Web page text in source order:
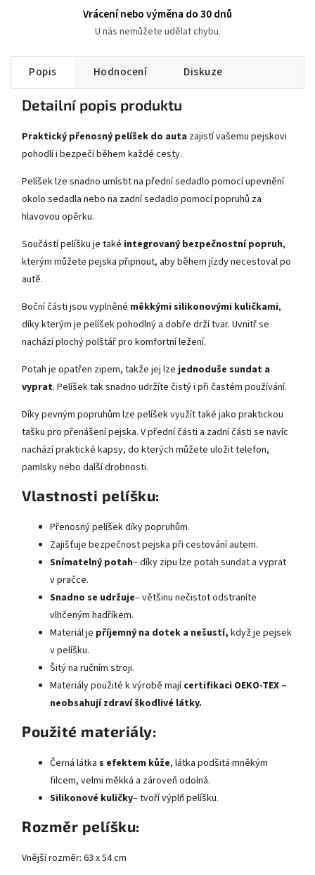
Vrácení nebo výměna do 30 dnů
U nás nemůžete udělat chybu.
Popis Hodnocení Diskuze
Detailní popis produktu
Praktický přenosný pelíšek do auta zajistí vašemu pejskovi
pohodlí i bezpečí během každé cesty.
Pelíšek lze snadno umístit na přední sedadlo pomocí upevnění
okolo sedadla nebo na zadní sedadlo pomocí popruhů za
hlavovou opěrku.
Součástí pelíšku je také integrovaný bezpečnostní popruh,
kterým můžete pejska připnout, aby během jízdy necestoval po
autě.
Boční části jsou vyplněné měkkými silikonovými kuličkami,
díky kterým je pelíšek pohodlný a dobře drží tvar. Uvnitř se
nachází plochý polštář pro komfortní ležení.
Potah je opatřen zipem, takže jej lzejednoduše sundat a
vyprat. Pelíšek tak snadno udržíte čistý i při častém používání.
Díky pevným popruhům lze pelíšek využít také jako praktickou
tašku pro přenášení pejska. V přední části a zadní části se navíc
nachází praktické kapsy, do kterých můžete uložit telefon,
pamlsky nebo další drobnosti.
Vlastnosti pelíšku:
Přenosný pelíšek díky popruhům.
Zajišťuje bezpečnost pejska při cestování autem.
Snímatelný potah– díky zipu lze potah sundat a vyprat
v pračce.
Snadno se udržuje– většinu nečistot odstraníte
vlhčeným hadříkem.
Materiál je příjemný na dotek a nešustí, když je pejsek
v pelíšku.
Šitý na ručním stroji.
Materiály použité k výrobě majícertifikaci OEKO-TEX –
neobsahují zdraví škodlivé látky.
Použité materiály:
Černá látka s efektem kůže, látka podšitá mněkým
filcem, velmi měkká a zároveň odolná.
Silikonové kuličky– tvoří výplň pelíšku.
Rozměr pelíšku:
Vnější rozměr: 63 x 54 cm